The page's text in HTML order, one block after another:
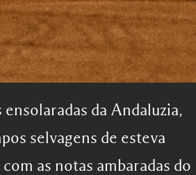
ensolaradas da Andaluzia,
selvagens de esteva
as notas ambaradas do